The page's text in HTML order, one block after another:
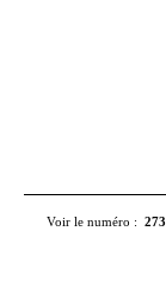
Voir le numéro : 273